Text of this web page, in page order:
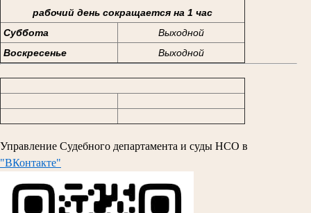
рабочий день сокращается на 1 час
Суббота
Выходной
Воскресенье
Выходной
Управление Судебного департамента и суды НСО в
"ВКонтакте"